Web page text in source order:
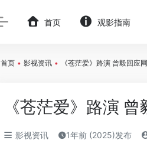
首页 观影指南
首页 • 影视资讯 • 《苍茫爱》路演 曾毅回应
《苍茫爱》路演
影视资讯 1年前 (2025)发布